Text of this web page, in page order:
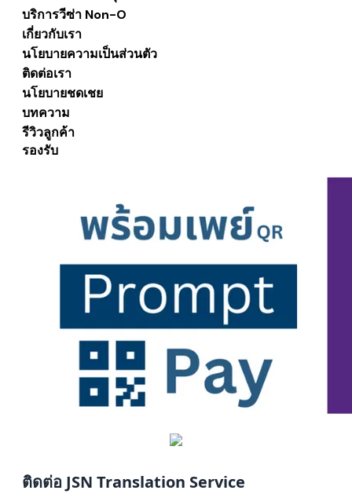
บริการวีซ่า Non-O
เกี่ยวกับเรา
นโยบายความเป็นส่วนตัว
ติดต่อเรา
นโยบายชดเชย
บทความ
รีวิวลูกค้า
รองรับ
ติดต่อ JSN Translation Service